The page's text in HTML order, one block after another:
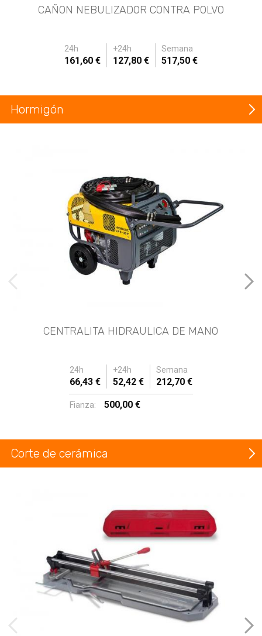
CAÑON NEBULIZADOR CONTRA POLVO
24h +24h Semana
161,60 € 127,80 € 517,50 €
Hormigón
CENTRALITA HIDRAULICA DE MANO
24h +24h Semana
66,43 € 52,42 € 212,70 €
Fianza: 500,00 €
imágenes anteriores
Corte de cerámica
imágenes anteriores